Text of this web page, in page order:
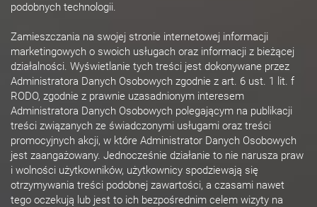
podobnych technologii.
Zamieszczania na swojej stronie internetowej informacji
marketingowych o swoich usługach oraz informacji z bieżącej
działalności. Wyświetlanie tych treści jest dokonywane przez
Administratora Danych Osobowych zgodnie z art. 6 ust. 1 lit. f
RODO, zgodnie z prawnie uzasadnionym interesem
Administratora Danych Osobowych polegającym na publikacji
treści związanych ze świadczonymi usługami oraz treści
promocyjnych akcji, w które Administrator Danych Osobowych
jest zaangażowany. Jednocześnie działanie to nie narusza praw
i wolności użytkowników, użytkownicy spodziewają się
otrzymywania treści podobnej zawartości, a czasami nawet
tego oczekują lub jest to ich bezpośrednim celem wizyty na